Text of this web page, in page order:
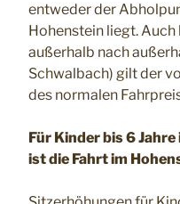
entweder der
Hohenstein liegt.
außerhalb nach
Schwalbach) gilt der
des normalen
Für Kinder bis 6
ist die Fahrt im